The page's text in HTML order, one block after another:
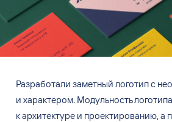
Разработали заметный логотип с
и характером. Модульность
кархитектуре и проектированию, а